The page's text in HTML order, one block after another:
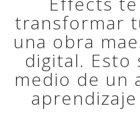
transformar
una obra
digital. Esto
medio de un